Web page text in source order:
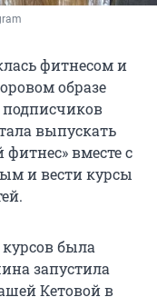
фитнесом и
образе
выпускать
вместе с
и вести курсы
была
запустила
Кетовой в